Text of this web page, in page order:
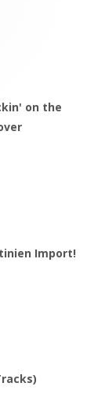
on the
Import!